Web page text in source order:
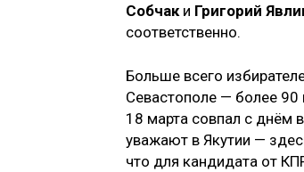
Собчак и Григорий
соответственно.
Больше всего
Севастополе — более
18 марта совпал с днём
уважают в Якутии —
что для кандидата от